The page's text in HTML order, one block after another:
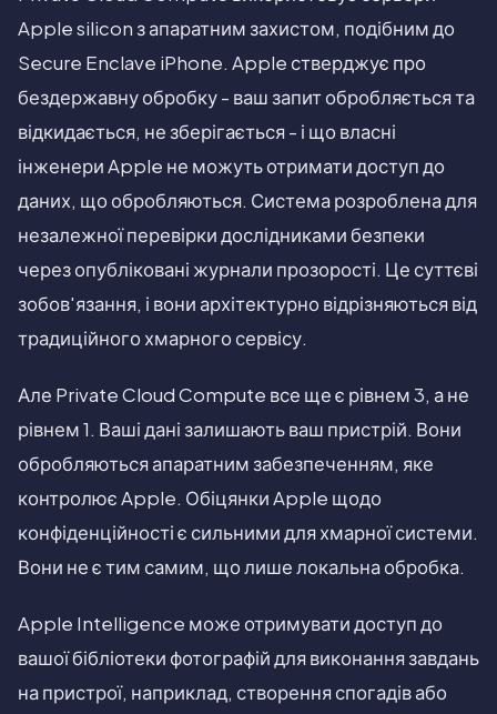
Apple silicon з апаратним захистом, подібним до
Secure Enclave iPhone. Apple стверджує про
бездержавну обробку - ваш запит обробляється та
відкидається, не зберігається - і що власні
інженери Apple не можуть отримати доступ до
даних, що обробляються. Система розроблена для
незалежної перевірки дослідниками безпеки
через опубліковані журнали прозорості. Це суттєві
зобов'язання, і вони архітектурно відрізняються від
традиційного хмарного сервісу.
Але Private Cloud Compute все ще є рівнем 3, а не
рівнем 1. Ваші дані залишають ваш пристрій. Вони
обробляються апаратним забезпеченням, яке
контролює Apple. Обіцянки Apple щодо
конфіденційності є сильними для хмарної системи.
Вони не є тим самим, що лише локальна обробка.
Apple Intelligence може отримувати доступ до
вашої бібліотеки фотографій для виконання завдань
на пристрої, наприклад, створення спогадів або